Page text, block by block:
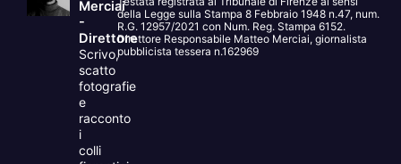
Merciai
-
Direttore
Scrivo,
scatto
fotografie
e
racconto
i
colli
della Legge sulla Stampa 8 Febbraio 1948 n.47, num.
R.G. 12957/2021 con Num. Reg. Stampa 6152.
Direttore Responsabile Matteo Merciai, giornalista
pubblicista tessera n.162969